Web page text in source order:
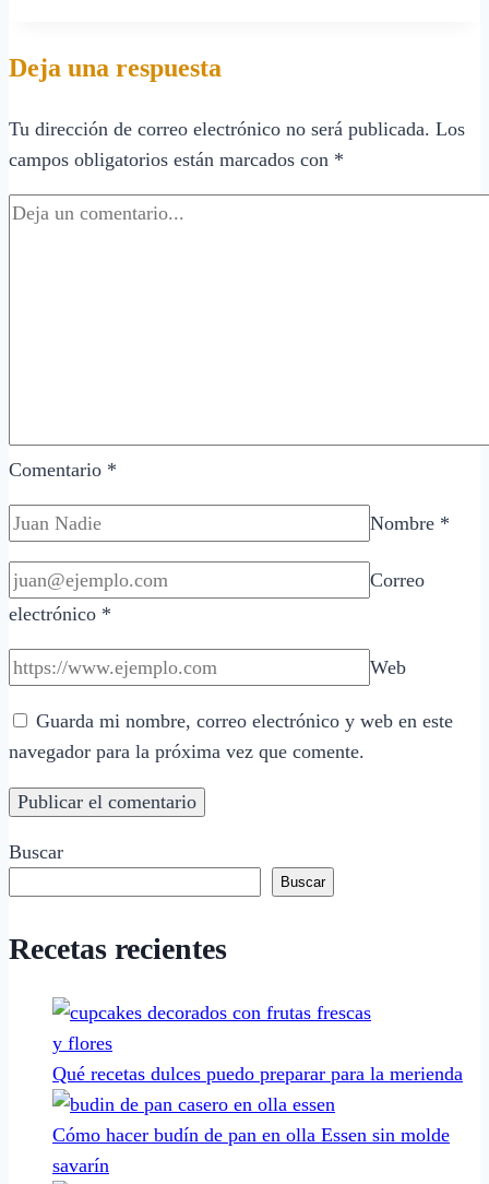
frutillas
el
freezer
Deja una respuesta
Tu dirección de correo electrónico no será publicada. Los
campos obligatorios están marcados con *
Comentario *
Nombre *
Correo
electrónico *
Web
Guarda mi nombre, correo electrónico y web en este
navegador para la próxima vez que comente.
Buscar
Buscar
Recetas recientes
Qué recetas dulces puedo preparar para la merienda
Cómo hacer budín de pan en olla Essen sin molde
savarín